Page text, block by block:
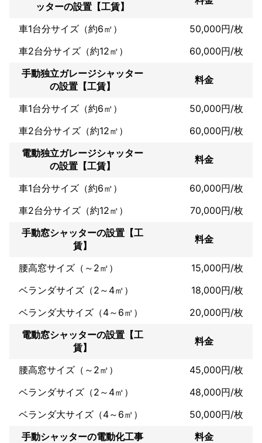
ッターの設置【工賃】
車1台分サイズ（約6㎡）
50,000円/枚
車2台分サイズ（約12㎡）
60,000円/枚
手動独立ガレージシャッター
の設置【工賃】
料金
車1台分サイズ（約6㎡）
50,000円/枚
車2台分サイズ（約12㎡）
60,000円/枚
電動独立ガレージシャッター
の設置【工賃】
料金
車1台分サイズ（約6㎡）
60,000円/枚
車2台分サイズ（約12㎡）
70,000円/枚
手動窓シャッターの設置【工
賃】
料金
腰高窓サイズ（～2㎡）
15,000円/枚
ベランダサイズ（2～4㎡）
18,000円/枚
ベランダ大サイズ（4～6㎡）
20,000円/枚
電動窓シャッターの設置【工
賃】
料金
腰高窓サイズ（～2㎡）
45,000円/枚
ベランダサイズ（2～4㎡）
48,000円/枚
ベランダ大サイズ（4～6㎡）
50,000円/枚
手動シャッターの電動化工事
料金